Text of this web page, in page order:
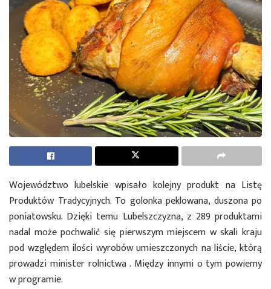
Województwo lubelskie wpisało kolejny produkt na Listę
Produktów Tradycyjnych. To golonka peklowana, duszona po
poniatowsku. Dzięki temu Lubelszczyzna, z 289 produktami
nadal może pochwalić się pierwszym miejscem w skali kraju
pod względem ilości wyrobów umieszczonych na liście, którą
prowadzi minister rolnictwa . Między innymi o tym powiemy
w programie.